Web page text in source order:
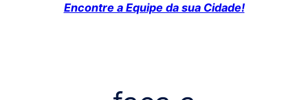
Encontre a Equipe da sua Cidade!